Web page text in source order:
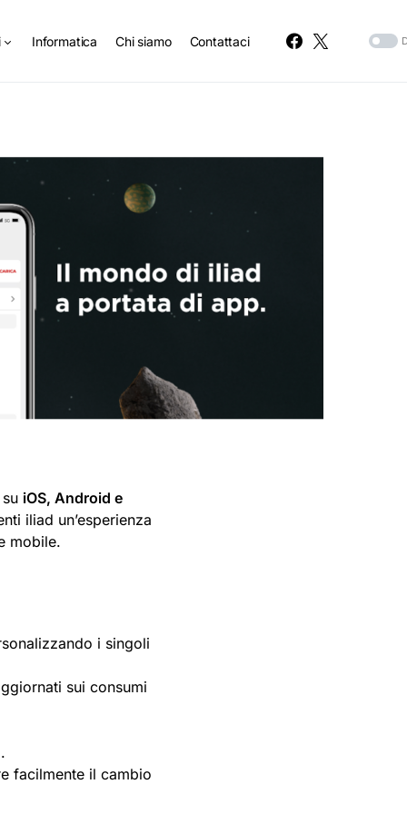
Informatica Chi siamo Contattaci
iOS, Android e
iliad un’esperienza
mobile.
i singoli
sui consumi
facilmente il cambio